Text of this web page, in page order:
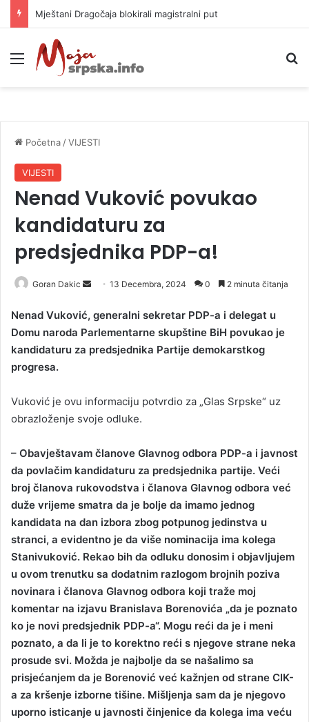
Mještani Dragočaja blokirali magistralni put
Meni
Početna /VIJESTI
VIJESTI
Nenad Vuković povukao
kandidaturu za
predsjednika PDP-a!
Goran Dakic
n
d
a
m
a
l
13 Decembra, 2024 0 2 minuta čitanja
Nenad Vuković, generalni sekretar PDP-a i delegat u
Domu naroda Parlementarne skupštine BiH povukao je
kandidaturu za predsjednika Partije demokarstkog
progresa.
Vuković je ovu informaciju potvrdio za „Glas Srpske“ uz
obrazloženje svoje odluke.
– Obavještavam članove Glavnog odbora PDP-a i javnost
da povlačim kandidaturu za predsjednika partije. Veći
broj članova rukovodstva i članova Glavnog odbora već
duže vrijeme smatra da je bolje da imamo jednog
kandidata na dan izbora zbog potpunog jedinstva u
stranci, a evidentno je da više nominacija ima kolega
Stanivuković. Rekao bih da odluku donosim i objavljujem
u ovom trenutku sa dodatnim razlogom brojnih poziva
novinara i članova Glavnog odbora koji traže moj
komentar na izjavu Branislava Borenovića „da je poznato
ko je novi predsjednik PDP-a“. Mogu reći da je i meni
poznato, a da li je to korektno reći s njegove strane neka
prosude svi. Možda je najbolje da se našalimo sa
prisjećanjem da je Borenović već kažnjen od strane CIK-
a za kršenje izborne tišine. Mišljenja sam da je njegovo
uporno isticanje u javnosti činjenice da kolega ima veću